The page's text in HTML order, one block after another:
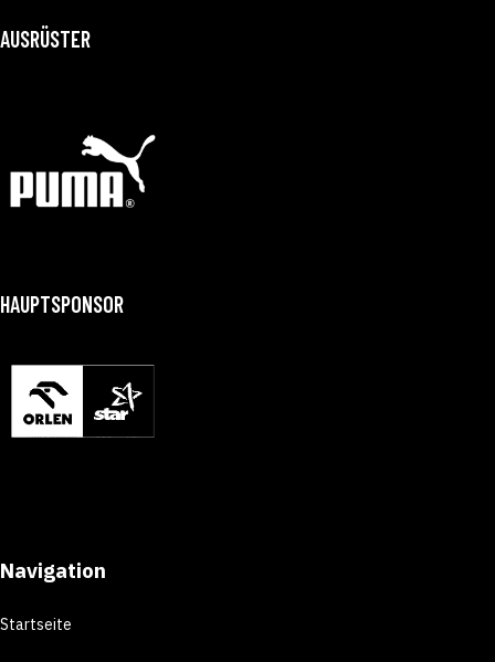
AUSRÜSTER
HAUPTSPONSOR
Navigation
Startseite